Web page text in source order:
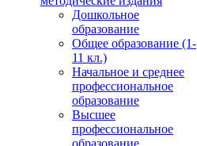
Дошкольное
образование
Общее образование (1-
11 кл.)
Начальное и среднее
профессиональное
образование
Высшее
профессиональное
образование